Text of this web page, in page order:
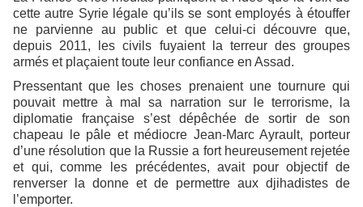
cette autre Syrie légale qu’ils se sont employés à étouffer
ne parvienne au public et que celui-ci découvre que,
depuis 2011, les civils fuyaient la terreur des groupes
armés et plaçaient toute leur confiance en Assad.
Pressentant que les choses prenaient une tournure qui
pouvait mettre à mal sa narration sur le terrorisme, la
diplomatie française s’est dépêchée de sortir de son
chapeau le pâle et médiocre Jean-Marc Ayrault, porteur
d’une résolution que la Russie a fort heureusement rejetée
et qui, comme les précédentes, avait pour objectif de
renverser la donne et de permettre aux djihadistes de
l’emporter.